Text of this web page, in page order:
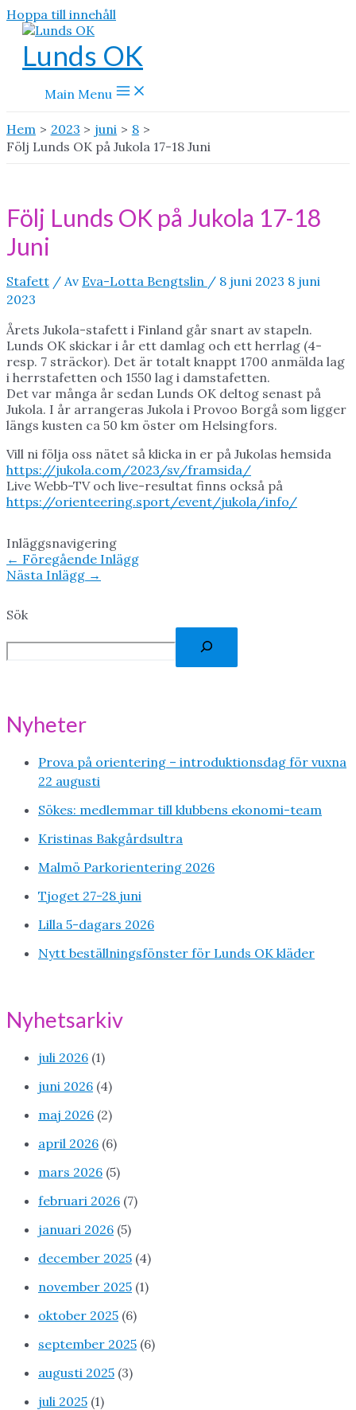
Hoppa till innehåll
Lunds OK
Main Menu
Hem 2023 juni
8
Följ Lunds OK på Jukola 17-18 Juni
Följ Lunds OK på Jukola 17-18
Juni
Stafett / Av Eva-Lotta Bengtslin / 8 juni 2023 8 juni
2023
Årets Jukola-stafett i Finland går snart av stapeln.
Lunds OK skickar i år ett damlag och ett herrlag (4-
resp. 7 sträckor). Det är totalt knappt 1700 anmälda lag
i herrstafetten och 1550 lag i damstafetten.
Det var många år sedan Lunds OK deltog senast på
Jukola. I år arrangeras Jukola i Provoo Borgå som ligger
längs kusten ca 50 km öster om Helsingfors.
Vill ni följa oss nätet så klicka in er på Jukolas hemsida
https://jukola.com/2023/sv/framsida/
Live Webb-TV och live-resultat finns också på
https://orienteering.sport/event/jukola/info/
Inläggsnavigering
← Föregående Inlägg
Nästa Inlägg →
Sök
Nyheter
Prova på orientering – introduktionsdag för vuxna
22 augusti
Sökes: medlemmar till klubbens ekonomi-team
Kristinas Bakgårdsultra
Malmö Parkorientering 2026
Tjoget 27-28 juni
Lilla 5-dagars 2026
Nytt beställningsfönster för Lunds OK kläder
Nyhetsarkiv
juli 2026 (1)
juni 2026 (4)
maj 2026 (2)
april 2026 (6)
mars 2026 (5)
februari 2026 (7)
januari 2026 (5)
december 2025 (4)
november 2025 (1)
oktober 2025 (6)
september 2025 (6)
augusti 2025 (3)
juli 2025 (1)